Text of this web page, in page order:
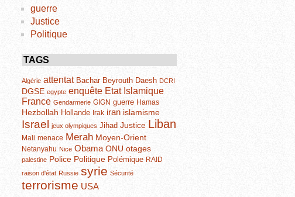
guerre
Justice
Politique
TAGS
Algérie attentat Bachar Beyrouth Daesh DCRI
DGSE egypte enquête Etat Islamique
France Gendarmerie GIGN guerre Hamas
Hezbollah Hollande Irak iran islamisme
Israel jeux olympiques Jihad Justice Liban
Mali menace Merah Moyen-Orient
Netanyahu Nice Obama ONU otages
palestine Police Politique Polémique RAID
raison d'état Russie syrie Sécurité
terrorisme USA